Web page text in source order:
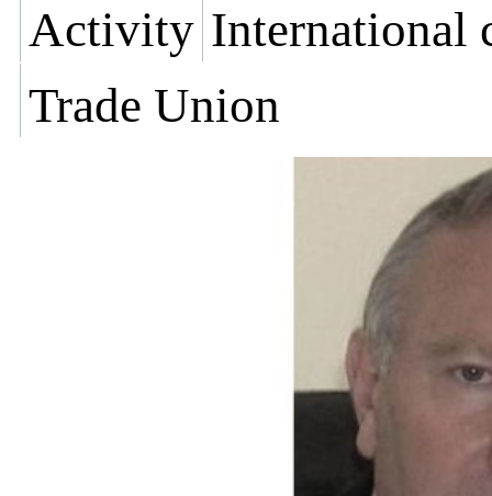
Activity International
Trade Union